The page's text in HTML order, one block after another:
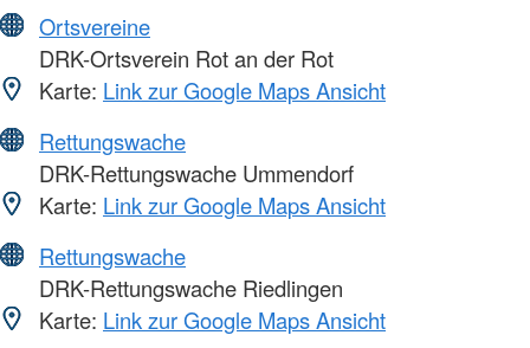
Ortsvereine
DRK-Ortsverein Rot an der Rot
Karte: Link zur Google Maps Ansicht
Rettungswache
DRK-Rettungswache Ummendorf
Karte: Link zur Google Maps Ansicht
Rettungswache
DRK-Rettungswache Riedlingen
Karte: Link zur Google Maps Ansicht